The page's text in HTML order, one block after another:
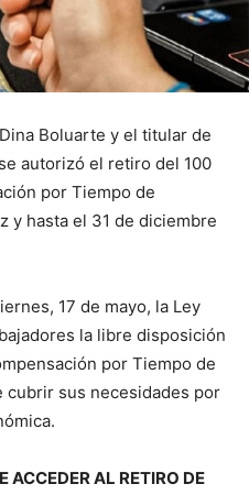
Boluarte y el titular de
autorizó el retiro del 100
por Tiempo de
y hasta el 31 de diciembre
17 de mayo, la Ley
la libre disposición
por Tiempo de
cubrir sus necesidades por
ACCEDER AL RETIRO DE